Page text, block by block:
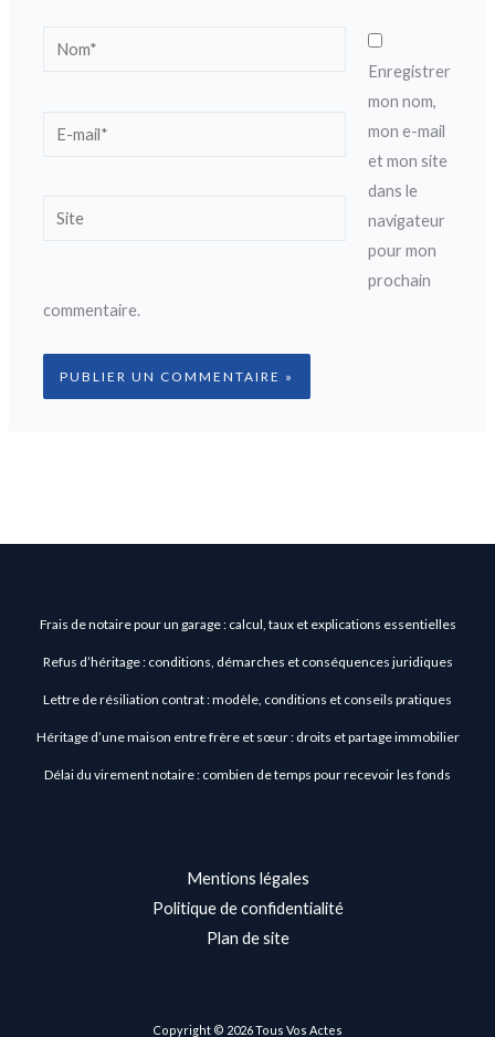
Nom*
E-
Site
Enregistrer
mon nom,
mon e-mail
et mon site
dans le
navigateur
pour mon
prochain
commentaire.
Frais de notaire pour un garage : calcul, taux et explications essentielles
Refus d’héritage : conditions, démarches et conséquences juridiques
Lettre de résiliation contrat : modèle, conditions et conseils pratiques
Héritage d’une maison entre frère et sœur : droits et partage immobilier
Délai du virement notaire : combien de temps pour recevoir les fonds
Mentions légales
Politique de confidentialité
Plan de site
Copyright © 2026 Tous Vos Actes